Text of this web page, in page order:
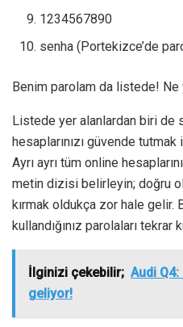
1234567890
senha (Portekizce’de
Benim parolam da listede! Ne
Listede yer alanlardan biri de
hesaplarınızı güvende
Ayrı ayrı tüm online
metin dizisi belirleyin; doğru
kırmak oldukça zor hale gelir.
kullandığınız parolaları tekrar
İlginizi çekebilir; Audi
geliyor!